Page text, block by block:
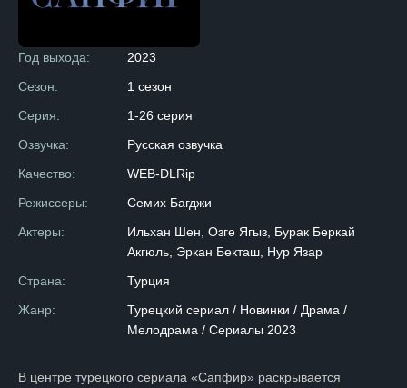
Год выхода:
2023
Сезон:
1 сезон
Серия:
1-26 серия
Озвучка:
Русская озвучка
Качество:
WEB-DLRip
Режиссеры:
Семих Багджи
Актеры:
Ильхан Шен, Озге Ягыз, Бурак Беркай
Акгюль, Эркан Бекташ, Нур Язар
Страна:
Турция
Жанр:
Турецкий сериал / Новинки / Драма /
Мелодрама / Сериалы 2023
В центре турецкого сериала «Сапфир» раскрывается